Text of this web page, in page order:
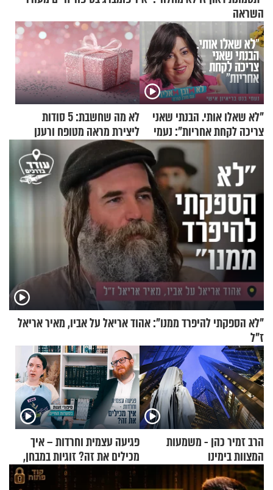
השראה
"לא שאלו אותי. הבנתי שאני
צריכה לקחת אחריות": נעמי
בנט בריאיון אישי
לא מה שחשבת: 5 סודות
ליצירת מראה מטופח ורענן
"לא הספקתי להיפרד ממנו": אהוד אריאל על אביו, מאיר אריאל
ז"ל
הרב זמיר כהן - משמעות
המצוות בימינו
פגיעה עצמית וחרדות – איך
מכילים את זה? זוגיות במבחן,
הפעם עם יהודית ואלתר כהן